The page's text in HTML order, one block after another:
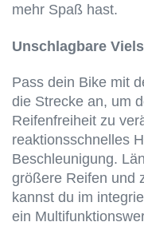
mehr Spaß hast.
Unschlagbare
Pass dein Bike mit
die Strecke an, um
Reifenfreiheit zu
reaktionsschnelles
Beschleunigung.
größere Reifen und
kannst du im
ein